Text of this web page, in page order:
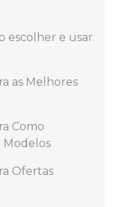
escolher e usar
as Melhores
Como
Modelos
Ofertas